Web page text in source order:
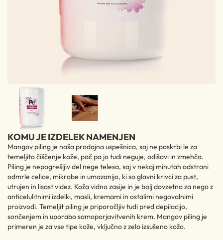
KOMU JE IZDELEK NAMENJEN
Mangov piling je naša prodajna uspešnica, saj ne poskrbi le za
temeljito čiščenje kože, pač pa jo tudi neguje, odišavi in zmehča.
Piling je nepogrešljiv del nege telesa, saj v nekaj minutah odstrani
odmrle celice, mikrobe in umazanijo, ki so glavni krivci za pust,
utrujen in lisast videz. Koža vidno zasije in je bolj dovzetna za nego z
anticelulitnimi izdelki, masli, kremami in ostalimi negovalnimi
proizvodi. Temeljit piling je priporočljiv tudi pred depilacijo,
sončenjem in uporabo samoporjavitvenih krem. Mangov piling je
primeren je za vse tipe kože, vključno z zelo izsušeno kožo.